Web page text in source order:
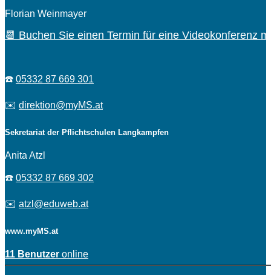
Florian Weinmayer
📆 Buchen Sie einen Termin für eine Videokonferenz
☎️ 05332 87 669 301
✉️ direktion@myMS.at
Sekretariat der Pflichtschulen Langkampfen
Anita Atzl
☎️ 05332 87 669 302
✉️ atzl@eduweb.at
www.myMS.at
11 Benutzer online